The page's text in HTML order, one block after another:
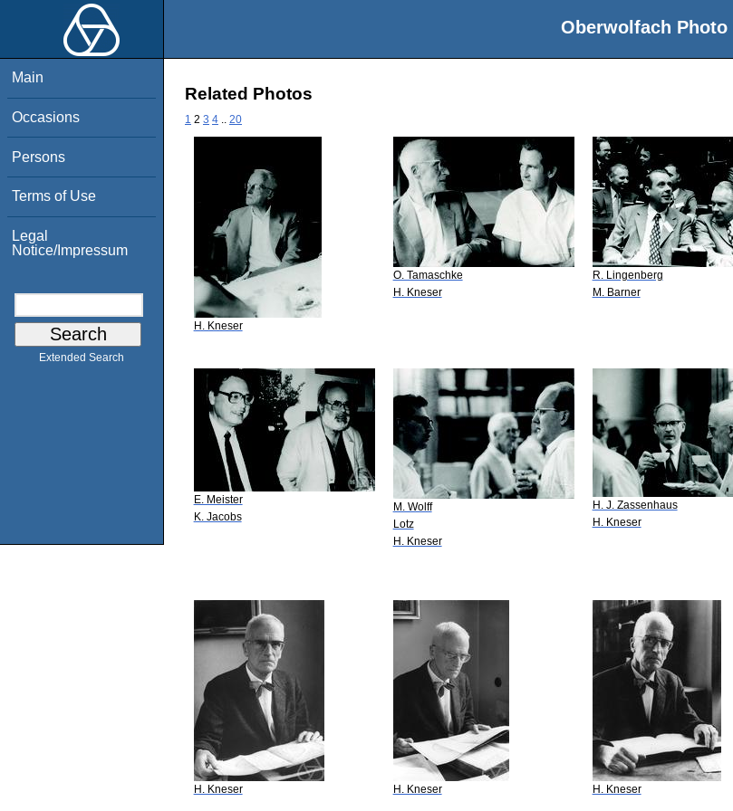
Oberwolfach
Main
Occasions
Persons
Terms of Use
Legal
Notice/Impressum
Extended Search
Related Photos
1 2 3 4 20
H. Kneser
O. Tamaschke
H. Kneser
R. Lingenberg
M. Barner
E. Meister
K. Jacobs
M. Wolff
Lotz
H. Kneser
H. J. Zassenhaus
H. Kneser
H. Kneser H. Kneser H. Kneser